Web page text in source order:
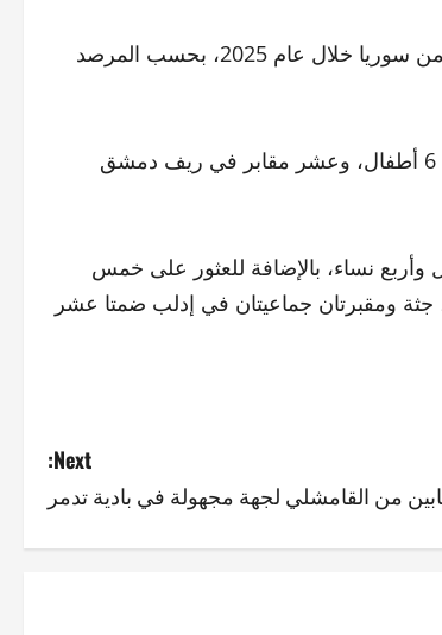
عُثر على 50 مقبرة جماعية ضمّت رفات 2865 شخصاً في مناطق مختلفة من سوريا خلال عام 2025، بحسب المرصد
وفقاً للمرصد، فقد عُثر على سبع مقابر في دير الزور ضمت 117 جثة بينهم 6 أطفال، وعشر مقابر في ريف دمشق
1295 جثة بينهم ثلاثة أطفال وأربع نساء، بالإضافة للعثور على خمس
في درعا ضمت 141 جثة، و3 مقابر جماعية في دمشق ضمت 1025، جثة ومقبرتان جماعيتان في إدلب ضمتا عشر
Next:
من القامشلي لجهة مجهولة في بادية تدمر